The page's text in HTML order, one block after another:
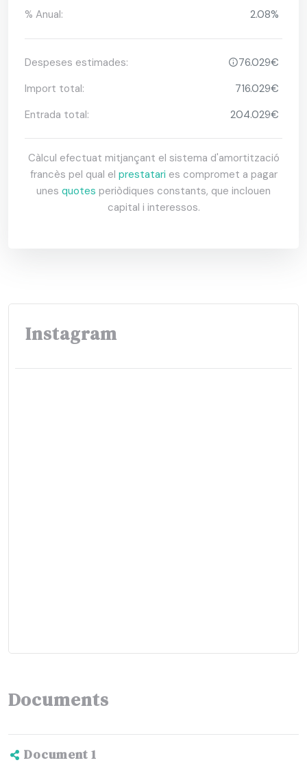
% Anual: 2.08%
Despeses estimades:
76.029€
Import total:
716.029€
Entrada total:
204.029€
Càlcul efectuat mitjançant el sistema d'amortització
francès pel qual el prestatari es compromet a pagar
unes quotes periòdiques constants, que inclouen
capital i interessos.
Instagram
Documents
Document 1